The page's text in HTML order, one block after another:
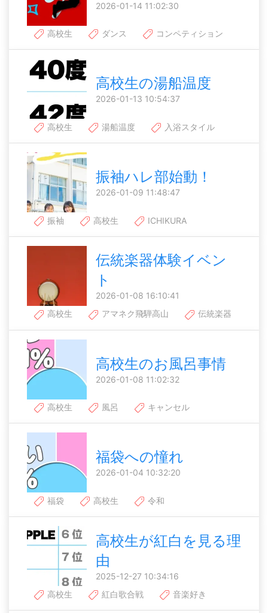
2026-01-14 11:02:30
高校生 ダンス コンペティション
高校生の湯船温度
2026-01-13 10:54:37
高校生 湯船温度 入浴スタイル
振袖ハレ部始動！
2026-01-09 11:48:47
振袖 高校生 ICHIKURA
伝統楽器体験イベン
ト
2026-01-08 16:10:41
高校生
アマネク飛騨高山 伝統楽器
高校生のお風呂事情
2026-01-08 11:02:32
高校生 風呂 キャンセル
福袋への憧れ
2026-01-04 10:32:20
福袋 高校生 令和
高校生が紅白を見る理
由
2025-12-27 10:34:16
高校生
紅白歌合戦 音楽好き